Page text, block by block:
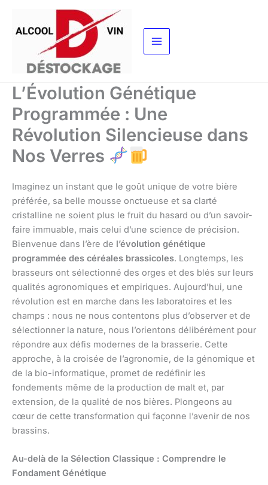
contenu
L’Évolution Génétique
Programmée : Une
Révolution Silencieuse dans
Nos Verres
Imaginez un instant que le goût unique de votre bière
préférée, sa belle mousse onctueuse et sa clarté
cristalline ne soient plus le fruit du hasard ou d’un savoir-
faire immuable, mais celui d’une science de précision.
Bienvenue dans l’ère de l’évolution génétique
programmée des céréales brassicoles. Longtemps, les
brasseurs ont sélectionné des orges et des blés sur leurs
qualités agronomiques et empiriques. Aujourd’hui, une
révolution est en marche dans les laboratoires et les
champs : nous ne nous contentons plus d’observer et de
sélectionner la nature, nous l’orientons délibérément pour
répondre aux défis modernes de la brasserie. Cette
approche, à la croisée de l’agronomie, de la génomique et
de la bio-informatique, promet de redéfinir les
fondements même de la production de malt et, par
extension, de la qualité de nos bières. Plongeons au
cœur de cette transformation qui façonne l’avenir de nos
brassins.
Au-delà de la Sélection Classique : Comprendre le
Fondament Génétique